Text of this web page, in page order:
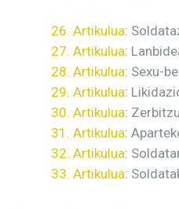
26. Artikulua:
27. Artikulua:
28. Artikulua: Sexu-
29. Artikulua:
30. Artikulua:
31. Artikulua:
32. Artikulua:
33. Artikulua: